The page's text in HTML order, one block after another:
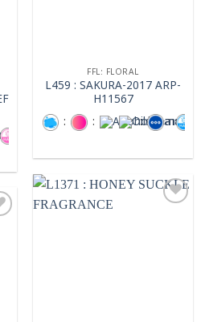
FFL: FLORAL
L459 : SAKURA-2017 ARP-
H11567
:
: : :